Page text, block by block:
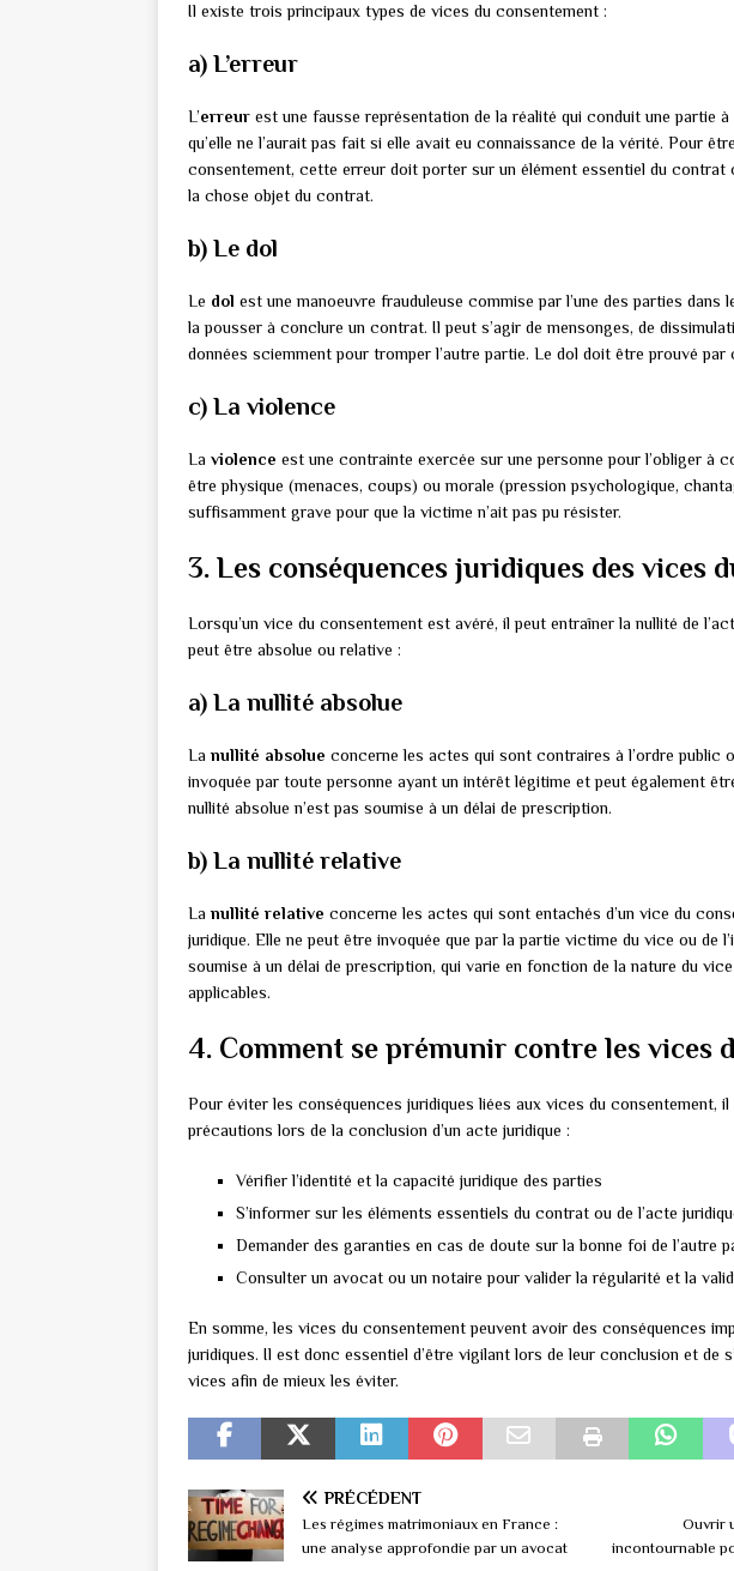
Il existe trois principaux types de vices du consentement :
a) L’erreur
L’erreur est une fausse représentation de la réalité qui conduit une partie
qu’elle ne l’aurait pas fait si elle avait eu connaissance de la vérité. Pour
consentement, cette erreur doit porter sur un élément essentiel du contrat
la chose objet du contrat.
b) Le dol
Le dol est une manoeuvre frauduleuse commise par l’une des parties dans
la pousser à conclure un contrat. Il peut s’agir de mensonges, de
données sciemment pour tromper l’autre partie. Le dol doit être prouvé par
c) La violence
La violence est une contrainte exercée sur une personne pour l’obliger à
être physique (menaces, coups) ou morale (pression psychologique,
suffisamment grave pour que la victime n’ait pas pu résister.
3. Les conséquences juridiques des vices
Lorsqu’un vice du consentement est avéré, il peut entraîner la nullité de
peut être absolue ou relative :
a) La nullité absolue
La nullité absolue concerne les actes qui sont contraires à l’ordre public
invoquée par toute personne ayant un intérêt légitime et peut également
nullité absolue n’est pas soumise à un délai de prescription.
b) La nullité relative
La nullité relative concerne les actes qui sont entachés d’un vice du
juridique. Elle ne peut être invoquée que par la partie victime du vice ou de
soumise à un délai de prescription, qui varie en fonction de la nature du
applicables.
4. Comment se prémunir contre les vices
Pour éviter les conséquences juridiques liées aux vices du consentement,
précautions lors de la conclusion d’un acte juridique :
Vérifier l’identité et la capacité juridique des parties
S’informer sur les éléments essentiels du contrat ou de l’acte
Demander des garanties en cas de doute sur la bonne foi de l’autre
Consulter un avocat ou un notaire pour valider la régularité et la
En somme, les vices du consentement peuvent avoir des conséquences
juridiques. Il est donc essentiel d’être vigilant lors de leur conclusion et de
vices afin de mieux les éviter.
PRÉCÉDENT
Les régimes matrimoniaux en France :
une analyse approfondie par un avocat
Ouvrir
incontournable